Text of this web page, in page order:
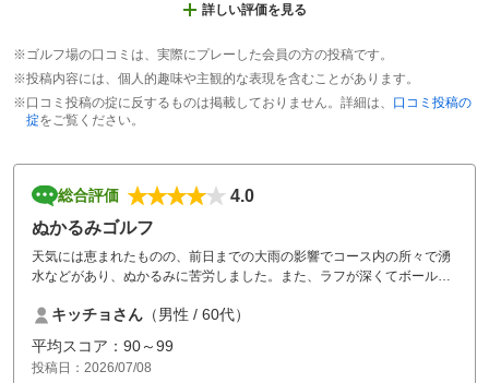
詳しい評価を見る
※ゴルフ場の口コミは、実際にプレーした会員の方の投稿です。
※投稿内容には、個人的趣味や主観的な表現を含むことがあります。
※口コミ投稿の掟に反するものは掲載しておりません。詳細は、 口コミ投稿の
掟をご覧ください。
総合評価
4.0
ぬかるみゴルフ
天気には恵まれたものの、前日までの大雨の影響でコース内の所々で湧
水などがあり、ぬかるみに苦労しました。また、ラフが深くてボールを
良好で、満足です。
キッチョさん （男性 / 60代）
平均スコア：90～99
投稿日：2026/07/08